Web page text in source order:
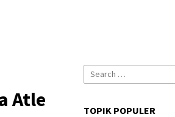
Atle
Search
for:
TOPIK POPULER